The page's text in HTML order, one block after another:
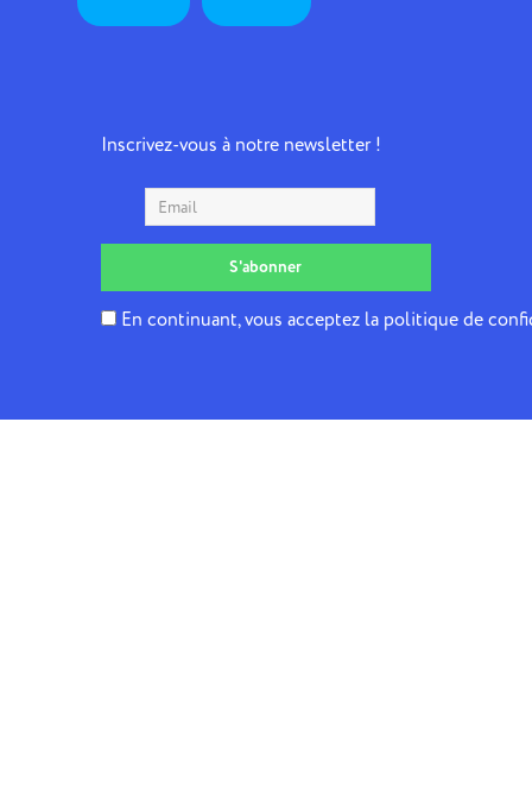
Inscrivez-vous à notre newsletter !
En continuant, vous acceptez la politique de